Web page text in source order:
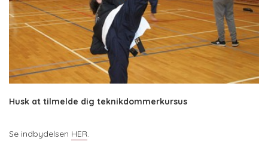
Husk at tilmelde dig teknikdommerkursus
Se indbydelsen HER.